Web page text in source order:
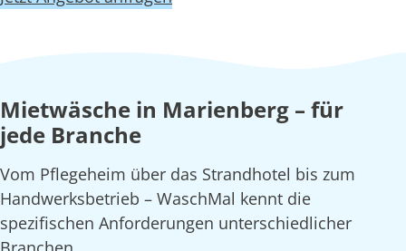
Mietwäsche in Marienberg – für
jede Branche
Vom Pflegeheim über das Strandhotel bis zum
Handwerksbetrieb – WaschMal kennt die
spezifischen Anforderungen unterschiedlicher